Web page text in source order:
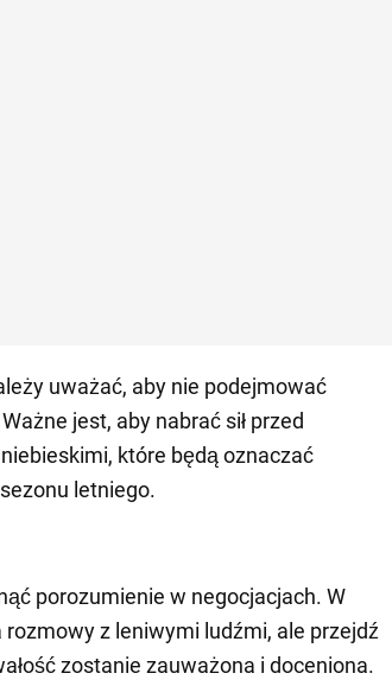
uważać, aby nie podejmować
jest, aby nabrać sił przed
które będą oznaczać
letniego.
porozumienie w negocjacjach. W
rozmowy z leniwymi ludźmi, ale przejdź
zostanie zauważona i doceniona.